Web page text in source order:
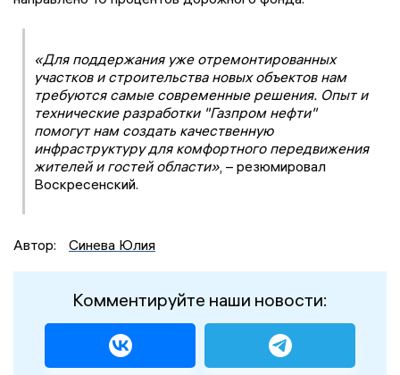
«Для поддержания уже отремонтированных
участков и строительства новых объектов нам
требуются самые современные решения. Опыт и
технические разработки "Газпром нефти"
помогут нам создать качественную
инфраструктуру для комфортного передвижения
жителей и гостей области» , – резюмировал
Воскресенский.
Автор: Синева Юлия
Комментируйте наши новости: